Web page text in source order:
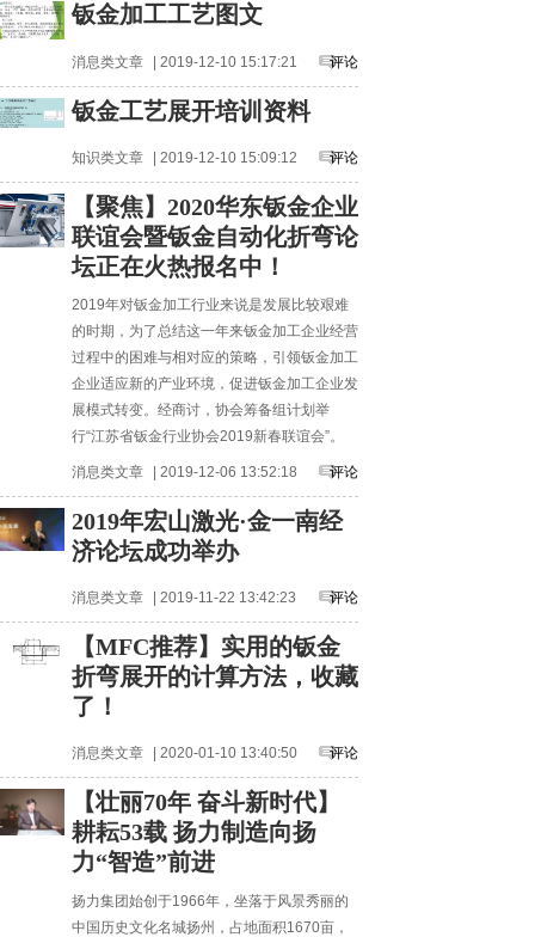
钣金加工工艺图文
消息类文章 | 2019-12-10 15:17:21 评论
钣金工艺展开培训资料
知识类文章 | 2019-12-10 15:09:12 评论
【聚焦】2020华东钣金企业
联谊会暨钣金自动化折弯论
坛正在火热报名中！
2019年对钣金加工行业来说是发展比较艰难
的时期，为了总结这一年来钣金加工企业经营
过程中的困难与相对应的策略，引领钣金加工
企业适应新的产业环境，促进钣金加工企业发
展模式转变。经商讨，协会筹备组计划举
行“江苏省钣金行业协会2019新春联谊会”。
消息类文章 | 2019-12-06 13:52:18 评论
2019年宏山激光·金一南经
济论坛成功举办
消息类文章 | 2019-11-22 13:42:23 评论
【MFC推荐】实用的钣金
折弯展开的计算方法，收藏
了！
消息类文章 | 2020-01-10 13:40:50 评论
【壮丽70年 奋斗新时代】
耕耘53载 扬力制造向扬
力“智造”前进
扬力集团始创于1966年，坐落于风景秀丽的
中国历史文化名城扬州，占地面积1670亩，